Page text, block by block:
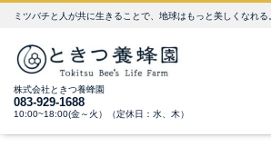
ミツバチと人が共に生きることで、地球はもっと美しくなれる
株式会社ときつ養蜂園
083-929-1688
10:00~18:00(金～火）（定休日：水、木）